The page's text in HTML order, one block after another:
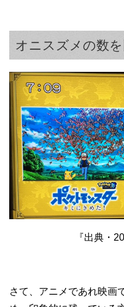
オニスズメの数
『出典・
さて、アニメであれ映画